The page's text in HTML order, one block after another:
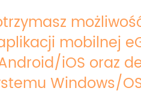
mobilnej
iOS oraz
Windows/